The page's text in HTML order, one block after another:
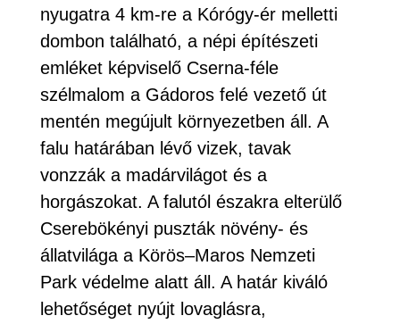
nyugatra 4 km-re a Kórógy-ér melletti
dombon található, a népi építészeti
emléket képviselő Cserna-féle
szélmalom a Gádoros felé vezető út
mentén megújult környezetben áll. A
falu határában lévő vizek, tavak
vonzzák a madárvilágot és a
horgászokat. A falutól északra elterülő
Cserebökényi puszták növény- és
állatvilága a Körös–Maros Nemzeti
Park védelme alatt áll. A határ kiváló
lehetőséget nyújt lovaglásra,